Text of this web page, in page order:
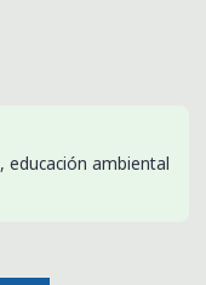
educación ambiental